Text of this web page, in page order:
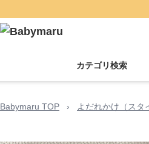
カテゴリ検索
Babymaru TOP › よだれかけ（スタ